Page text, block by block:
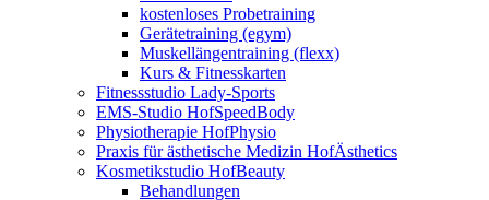
kostenloses Probetraining
Gerätetraining (egym)
Muskellängentraining (flexx)
Kurs & Fitnesskarten
Fitnessstudio Lady-Sports
EMS-Studio HofSpeedBody
Physiotherapie HofPhysio
Praxis für ästhetische Medizin HofÄsthetics
Kosmetikstudio HofBeauty
Behandlungen